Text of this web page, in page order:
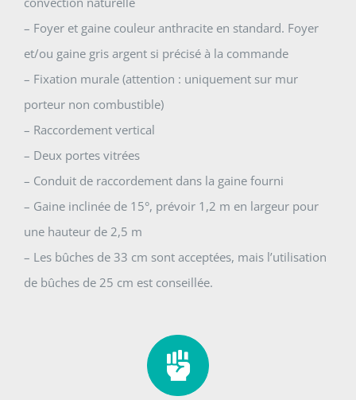
– Foyer et gaine couleur anthracite en standard. Foyer
et/ou gaine gris argent si précisé à la commande
– Fixation murale (attention : uniquement sur mur
porteur non combustible)
– Raccordement vertical
– Deux portes vitrées
– Conduit de raccordement dans la gaine fourni
– Gaine inclinée de 15°, prévoir 1,2 m en largeur pour
une hauteur de 2,5 m
– Les bûches de 33 cm sont acceptées, mais l’utilisation
de bûches de 25 cm est conseillée.